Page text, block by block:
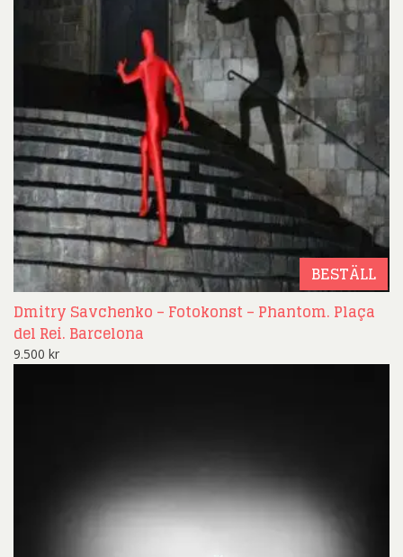
BESTÄLL
Dmitry Savchenko – Fotokonst – Phantom. Plaça
del Rei. Barcelona
9.500 kr